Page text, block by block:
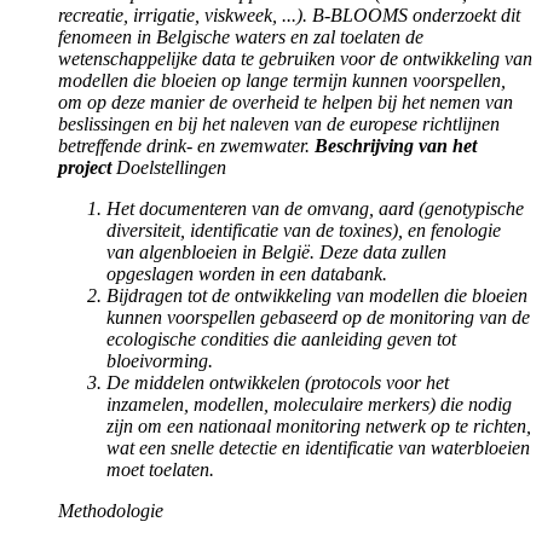
recreatie, irrigatie, viskweek, ...). B-BLOOMS onderzoekt dit
fenomeen in Belgische waters en zal toelaten de
wetenschappelijke data te gebruiken voor de ontwikkeling van
modellen die bloeien op lange termijn kunnen voorspellen,
om op deze manier de overheid te helpen bij het nemen van
beslissingen en bij het naleven van de europese richtlijnen
betreffende drink- en zwemwater. Beschrijving van het
project Doelstellingen
Het documenteren van de omvang, aard (genotypische
diversiteit, identificatie van de toxines), en fenologie
van algenbloeien in België. Deze data zullen
opgeslagen worden in een databank.
Bijdragen tot de ontwikkeling van modellen die bloeien
kunnen voorspellen gebaseerd op de monitoring van de
ecologische condities die aanleiding geven tot
bloeivorming.
De middelen ontwikkelen (protocols voor het
inzamelen, modellen, moleculaire merkers) die nodig
zijn om een nationaal monitoring netwerk op te richten,
wat een snelle detectie en identificatie van waterbloeien
moet toelaten.
Methodologie